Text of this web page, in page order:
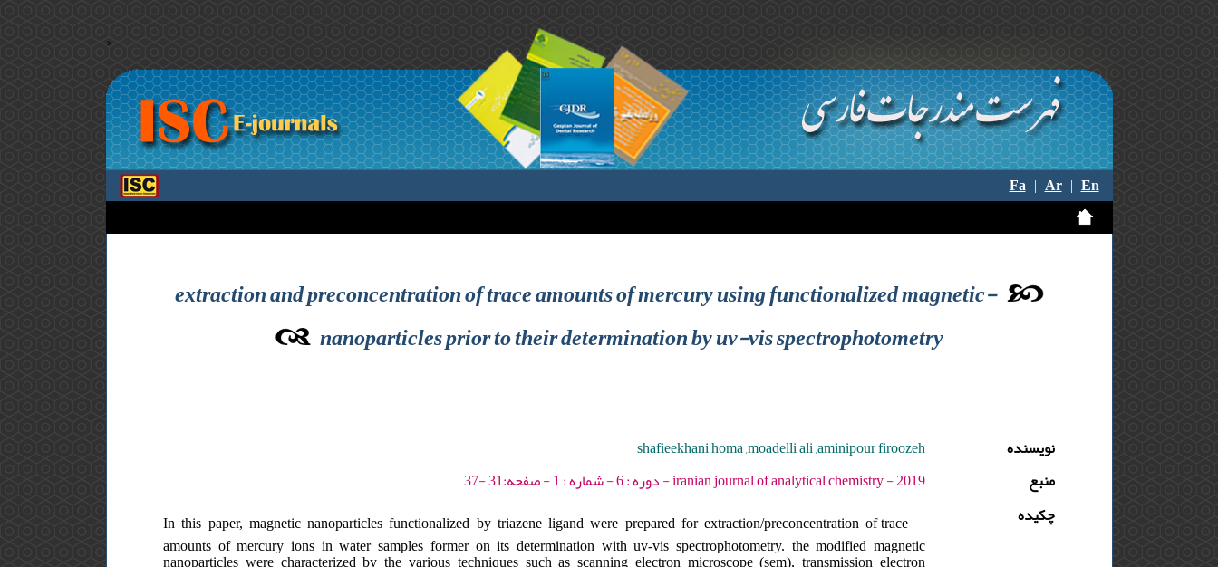
>
Fa|Ar|En
extraction and preconcentration of trace amounts of mercury using functionalized magnetic-
nanoparticles prior to their determination by uv-vis spectrophotometry
نویسنده
shafieekhani homa ,moadelli ali ,aminipour firoozeh
منبع
iranian journal of analytical chemistry - 2019 - دوره : 6 - شماره : 1 - صفحه:31 -37
چکیده
In this paper, magnetic nanoparticles functionalized by triazene ligand were prepared for extraction/preconcentration of trace
amounts of mercury ions in water samples former on its determination with uv-vis spectrophotometry. the modified magnetic
nanoparticles were characterized by the various techniques such as scanning electron microscope (sem), transmission electron